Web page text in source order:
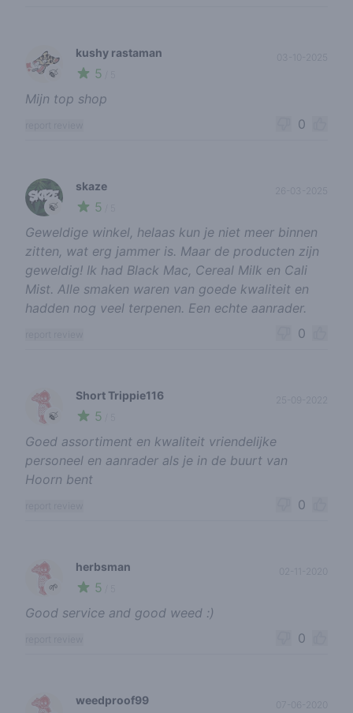
🍃
kushy rastaman
5
03-10-2025
Mijn top shop
0
🍃
skaze
5
26-03-2025
Geweldige winkel, helaas kun je niet meer binnen
zitten, wat erg jammer is. Maar de producten zijn
geweldig! Ik had Black Mac, Cereal Milk en Cali
Mist. Alle smaken waren van goede kwaliteit en
hadden nog veel terpenen. Een echte aanrader.
0
🍃
Short Trippie116
5
Goed assortiment en kwaliteit vriendelijke
personeel en aanrader als je in de buurt van
Hoorn bent
0
🌱
herbsman
5
Good service and good weed :)
0
weedproof99